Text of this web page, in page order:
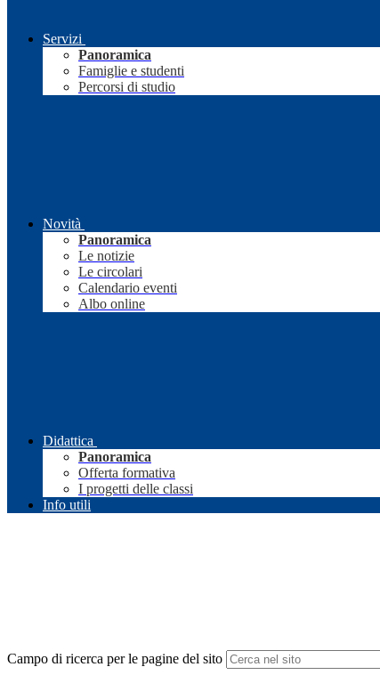
Servizi
Panoramica
Famiglie e studenti
Percorsi di studio
Novità
Panoramica
Le notizie
Le circolari
Calendario eventi
Albo online
Didattica
Panoramica
Offerta formativa
I progetti delle classi
Info utili
Campo di ricerca per le pagine del sito